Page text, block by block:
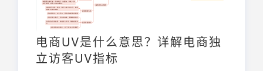
电商UV是什么意思？详解电商独
立访客UV指标